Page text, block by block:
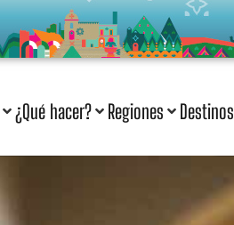
¿Qué hacer? Regiones Destinos